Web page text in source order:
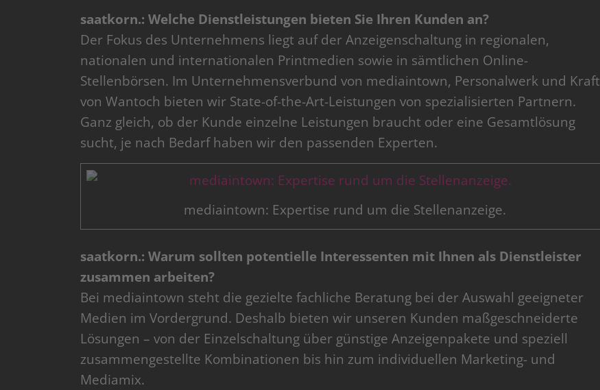
saatkorn.: Welche Dienstleistungen bieten Sie Ihren Kunden an?
Der Fokus des Unternehmens liegt auf der Anzeigenschaltung in regionalen,
nationalen und internationalen Printmedien sowie in sämtlichen Online-
Stellenbörsen. Im Unternehmensverbund von mediaintown, Personalwerk und Kraft
von Wantoch bieten wir State-of-the-Art-Leistungen von spezialisierten Partnern.
Ganz gleich, ob der Kunde einzelne Leistungen braucht oder eine Gesamtlösung
sucht, je nach Bedarf haben wir den passenden Experten.
mediaintown: Expertise rund um die Stellenanzeige.
saatkorn.: Warum sollten potentielle Interessenten mit Ihnen als Dienstleister
zusammen arbeiten?
Bei mediaintown steht die gezielte fachliche Beratung bei der Auswahl geeigneter
Medien im Vordergrund. Deshalb bieten wir unseren Kunden maßgeschneiderte
Lösungen – von der Einzelschaltung über günstige Anzeigenpakete und speziell
zusammengestellte Kombinationen bis hin zum individuellen Marketing- und
Mediamix.